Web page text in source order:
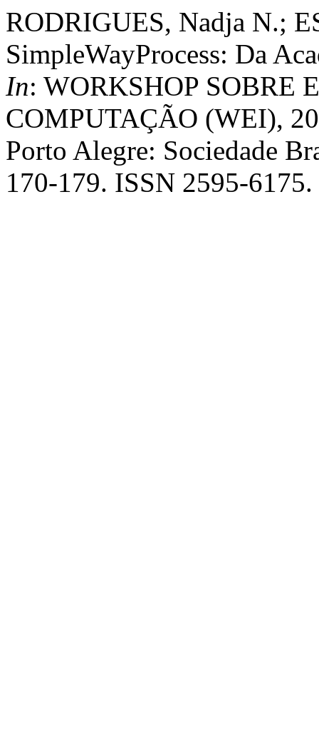
RODRIGUES, Nadja N.;
SimpleWayProcess: Da
In: WORKSHOP SOBRE
COMPUTAÇÃO (WEI),
Porto Alegre: Sociedade
170-179. ISSN 2595-6175.